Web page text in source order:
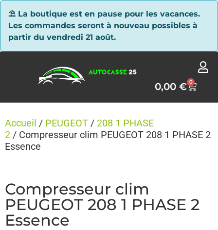
⛱ La boutique est en pause pour les vacances.
Les commandes seront à nouveau possibles à
partir du vendredi 21 août.
0,00€ 0
Accueil / PEUGEOT / 208 1 PHASE
2 / Compresseur clim PEUGEOT 208 1 PHASE 2
Essence
Compresseur clim
PEUGEOT 208 1 PHASE 2
Essence
Panneau de gestion des cookies